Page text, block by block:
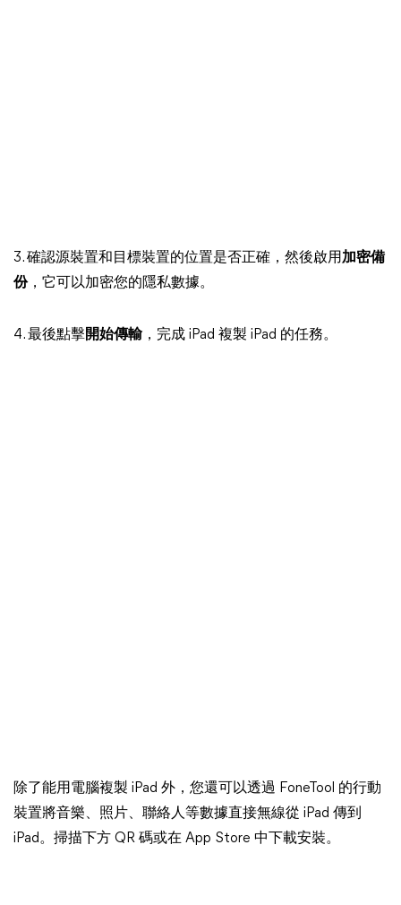
3. 確認源裝置和目標裝置的位置是否正確，然後啟用 加密備
份，它可以加密您的隱私數據。
4. 最後點擊開始傳輸，完成 iPad 複製 iPad 的任務。
除了能用電腦複製 iPad 外，您還可以透過 FoneTool 的行動
裝置將音樂、照片、聯絡人等數據直接無線從 iPad 傳到
iPad。掃描下方 QR 碼或在 App Store 中下載安裝。